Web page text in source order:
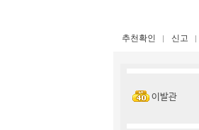
추천확인 신고
이발관